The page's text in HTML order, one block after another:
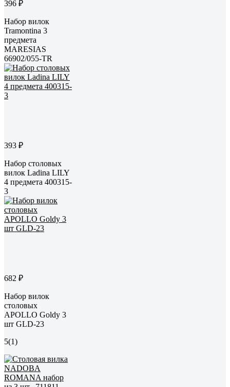
396 ₽
Набор вилок
Tramontina 3
предмета
MARESIAS
66902/055-TR
393 ₽
Набор столовых
вилок Ladina LILY
4 предмета 400315-
3
682 ₽
Набор вилок
столовых
APOLLO Goldy 3
шт GLD-23
5(1)